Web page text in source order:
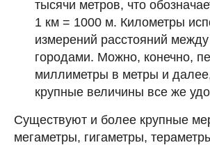
тысячи метров, что
1 км = 1000 м. Километры
измерений расстояний
городами. Можно, конечно,
миллиметры в метры и
крупные величины все же
Существуют и более крупные
мегаметры, гигаметры,